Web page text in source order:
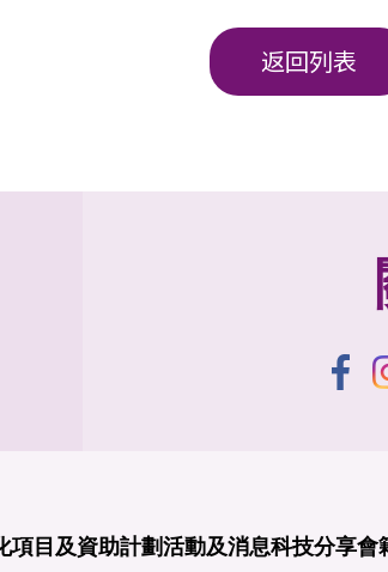
返回列表
項目及資助計劃活動及消息科技分享會